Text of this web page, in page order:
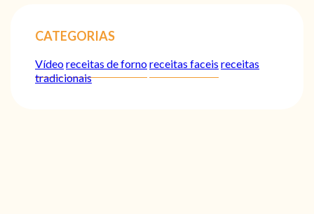
CATEGORIAS
Vídeoreceitas de fornoreceitas faceis receitas
tradicionais